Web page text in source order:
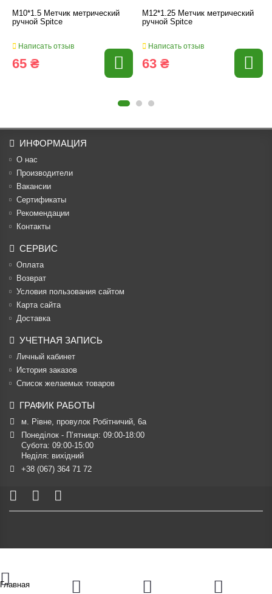
M10*1.5 Метчик метрический
ручной Spitce
Написать отзыв
65 ₴
M12*1.25 Метчик метрический
ручной Spitce
Написать отзыв
63 ₴
ИНФОРМАЦИЯ
О нас
Производители
Вакансии
Cертификаты
Рекомендации
Контакты
СЕРВИС
Оплата
Возврат
Условия пользования сайтом
Карта сайта
Доставка
УЧЕТНАЯ ЗАПИСЬ
Личный кабинет
История заказов
Список желаемых товаров
ГРАФИК РАБОТЫ
м. Рівне, провулок Робітничий, 6а
Понеділок - П’ятниця: 09:00-18:00
Субота: 09:00-15:00
Неділя: вихідний
+38 (067) 364 71 72
Главная